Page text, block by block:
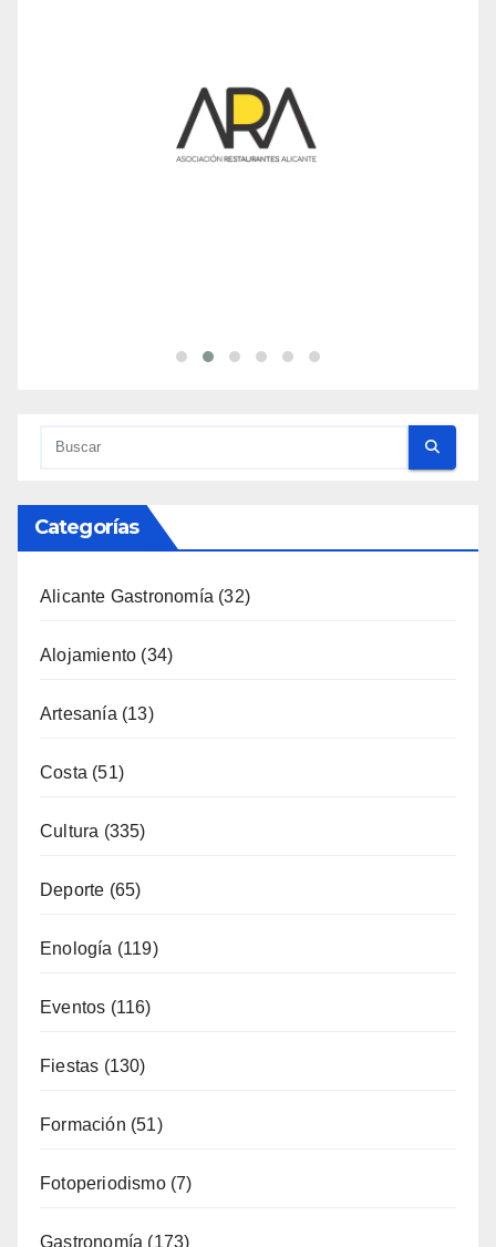
Artesanía(13)
Costa (51)
Cultura(335)
Deporte(65)
Enología(119)
Eventos (116)
Fiestas (130)
Formación(51)
Fotoperiodismo
Gastronomía
General (791)
Industria (7)
Interior (158)